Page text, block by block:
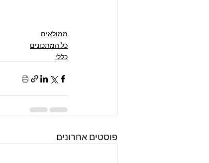
ממולאים
כל המתכונים
כללי
פוסטים אחרונים